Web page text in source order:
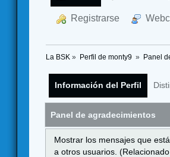
Registrarse
La BSK » Perfil de monty9 » Panel
Información del Perfil
Panel de agradecimientos
Mostrar los mensajes que
a otros usuarios.